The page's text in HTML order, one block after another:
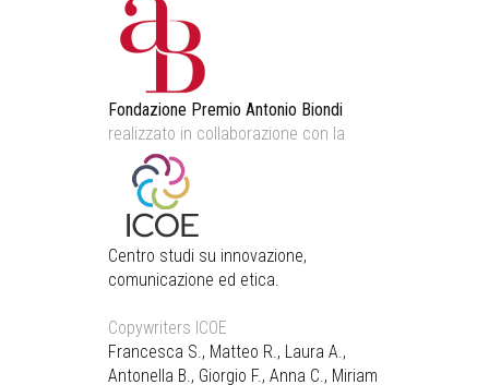
Fondazione Premio Antonio Biondi
realizzato in collaborazione con la
Centro studi su innovazione,
comunicazione ed etica.
Copywriters ICOE
Francesca S., Matteo R., Laura A.,
Antonella B., Giorgio F., Anna C., Miriam